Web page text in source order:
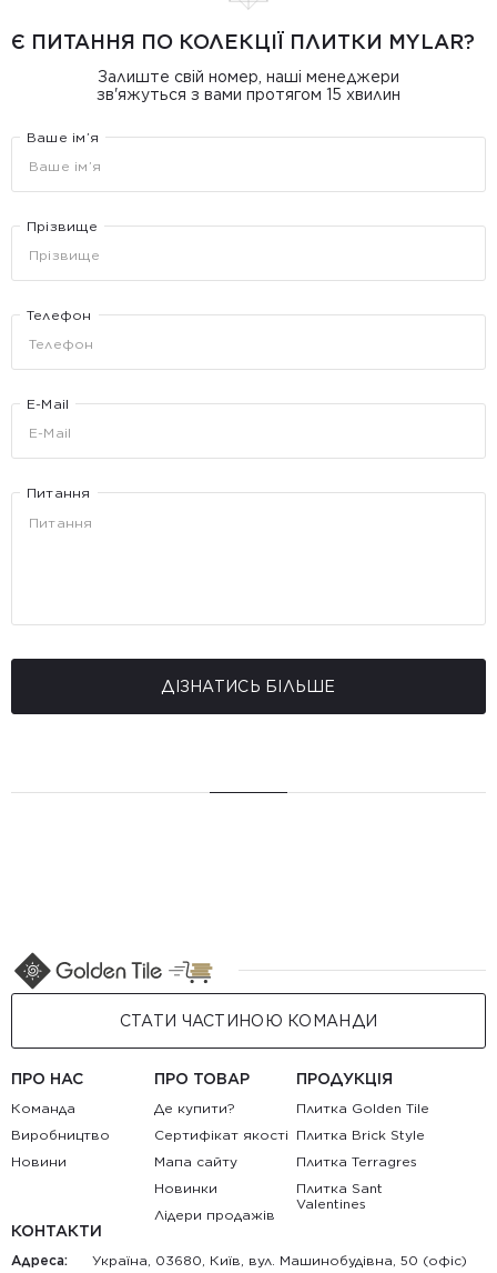
Є ПИТАННЯ ПО КОЛЕКЦІЇ ПЛИТКИ MYLAR?
Залиште свій номер, наші менеджери
зв'яжуться з вами протягом 15 хвилин
Ваше ім’я
Прізвище
Телефон
E-Mail
Питання
ДІЗНАТИСЬ БІЛЬШЕ
СТАТИ ЧАСТИНОЮ КОМАНДИ
ПРО НАС
Команда
Виробництво
Новини
ПРО ТОВАР
Де купити?
Сертифікат якості
Мапа сайту
Новинки
Лідери продажів
ПРОДУКЦІЯ
Плитка Golden Tile
Плитка Brick Style
Плитка Terragres
Плитка Sant
Valentines
КОНТАКТИ
Адреса: Україна, 03680, Київ, вул. Машинобудівна, 50 (офіс)